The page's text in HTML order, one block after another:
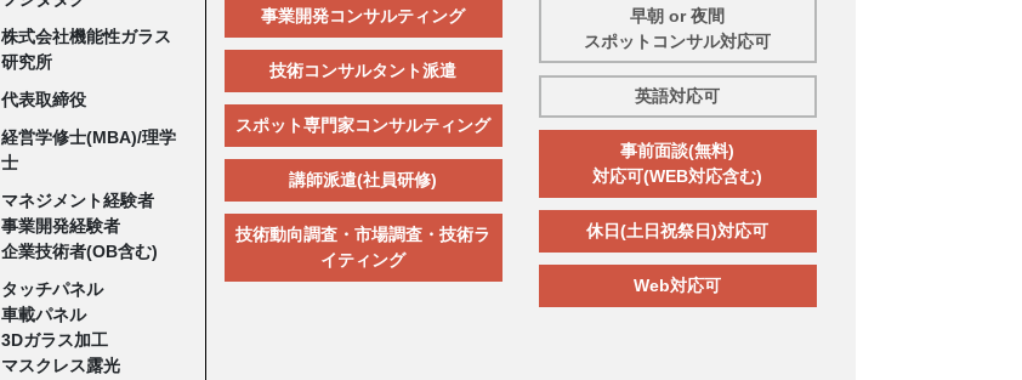
株式会社機能性ガラス
研究所
代表取締役
経営学修士(MBA)/理学
士
マネジメント経験者
事業開発経験者
企業技術者(OB含む)
タッチパネル
車載パネル
3Dガラス加工
マスクレス露光
事業開発コンサルティング
技術コンサルタント派遣
スポット専門家コンサルティング
講師派遣(社員研修)
技術動向調査・市場調査・技術ラ
イティング
早朝 or 夜間
スポットコンサル対応可
英語対応可
事前面談(無料)
対応可(WEB対応含む)
休日(土日祝祭日)対応可
Web対応可